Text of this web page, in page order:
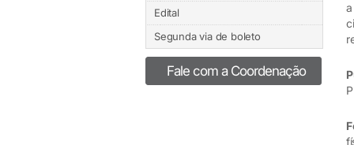
Edital
Segunda via de boleto
Fale com a Coordenação